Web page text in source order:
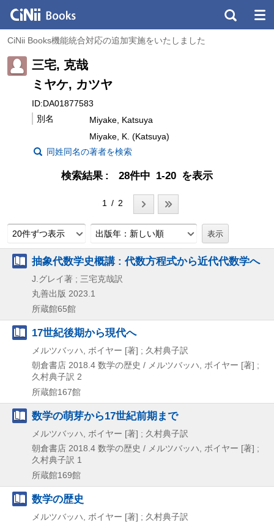
CiNii Books機能統合対応の追加実施をいたしました
三宅, 克哉
ミヤケ, カツヤ
ID:DA01877583
別名
Miyake, Katsuya
Miyake, K. (Katsuya)
同姓同名の著者を検索
検索結果 28件中 1-20 を表示
1 / 2
20件ずつ表示 出版年：新しい順
抽象代数学史概講 : 代数方程式から近代代数学へ
J.グレイ著 ; 三宅克哉訳
丸善出版 2023.1
所蔵館65館
17世紀後期から現代へ
メルツバッハ, ボイヤー [著] ; 久村典子訳
朝倉書店 2018.4 数学の歴史 / メルツバッハ,
ボイヤー [著] ;
久村典子訳 2
所蔵館167館
数学の萌芽から17世紀前期まで
メルツバッハ, ボイヤー [著] ; 久村典子訳
朝倉書店 2018.4 数学の歴史 / メルツバッハ,
ボイヤー [著] ;
久村典子訳 1
所蔵館169館
数学の歴史
メルツバッハ, ボイヤー [著] ; 久村典子訳